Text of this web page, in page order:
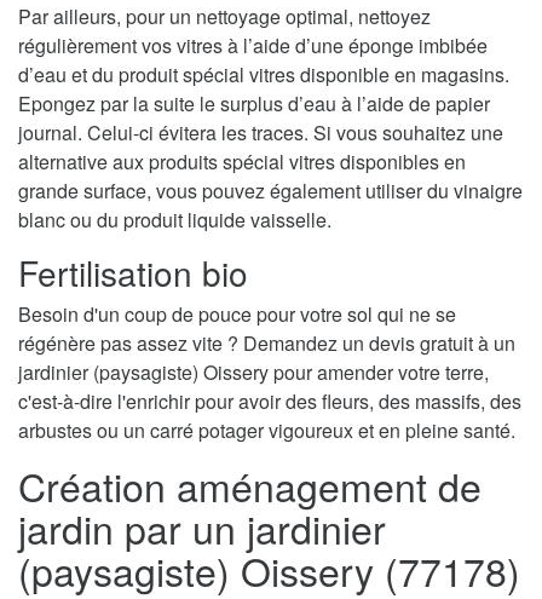
Par ailleurs, pour un nettoyage optimal, nettoyez
régulièrement vos vitres à l’aide d’une éponge imbibée
d’eau et du produit spécial vitres disponible en magasins.
Epongez par la suite le surplus d’eau à l’aide de papier
journal. Celui-ci évitera les traces. Si vous souhaitez une
alternative aux produits spécial vitres disponibles en
grande surface, vous pouvez également utiliser du vinaigre
blanc ou du produit liquide vaisselle.
Fertilisation bio
Besoin d'un coup de pouce pour votre sol qui ne se
régénère pas assez vite ? Demandez un devis gratuit à un
jardinier (paysagiste) Oissery pour amender votre terre,
c'est-à-dire l'enrichir pour avoir des fleurs, des massifs, des
arbustes ou un carré potager vigoureux et en pleine santé.
Création aménagement de
jardin par un jardinier
(paysagiste) Oissery (77178)